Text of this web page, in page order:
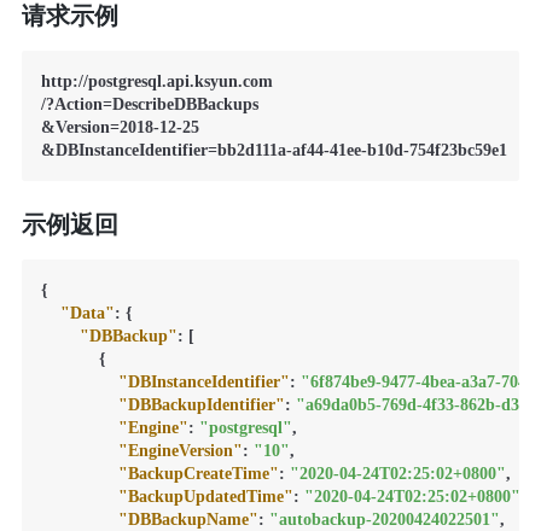
请求示例
http://postgresql.api.ksyun.com
/?Action=DescribeDBBackups
&Version=2018-12-25
&DBInstanceIdentifier=bb2d111a-af44-41ee-b10d-754f23bc59e1
示例返回
{
"Data": {
"DBBackup": [
{
"DBInstanceIdentifier": "6f874be9-9477-4bea-a3a7-
"DBBackupIdentifier": "a69da0b5-769d-4f33-862b-
"Engine": "postgresql",
"EngineVersion": "10",
"BackupCreateTime": "2020-04-24T02:25:02+0800",
"BackupUpdatedTime": "2020-04-24T02:25:02+0800"
"DBBackupName": "autobackup-20200424022501",